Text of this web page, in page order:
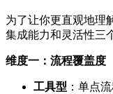
为了让你更直观地理
集成能力和灵活性三
维度一：流程覆盖度
工具型 ：单点